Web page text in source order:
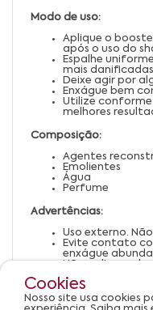
Modo de uso:
Aplique o
após o uso do
Espalhe
mais danificadas
Deixe agir por
Enxágue bem
Utilize conforme
melhores
Composição:
Agentes
Emolientes
Água
Perfume
Advertências:
Uso externo.
Evite contato
enxágue
Não aplicar
lesionado.
Suspenda o uso
Mantenha fora
Conservar em
Cookies
Nosso site usa cookies